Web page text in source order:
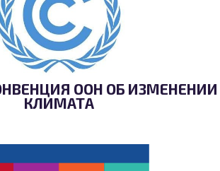
ООН ОБ ИЗМЕНЕНИИ
КЛИМАТА